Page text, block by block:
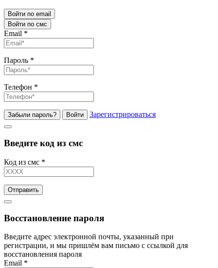
Войти по email
Войти по смс
Email *
Пароль *
Телефон *
Забыли пароль? Войти Зарегистрироваться
Введите код из смс
Код из смс *
Отправить
Восстановление пароля
Введите адрес электронной почты, указанный при
регистрации, и мы пришлём вам письмо с ссылкой для
восстановления пароля
Email *